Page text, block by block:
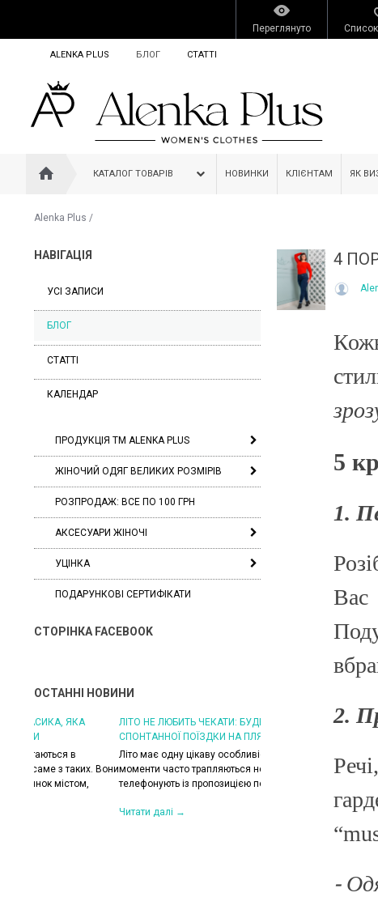
Переглянуто
ALENKA PLUS БЛОГ СТАТТІ
КАТАЛОГ ТОВАРІВ НОВИНКИ КЛІЄНТАМ ЯК
Alenka Plus /
НАВІГАЦІЯ
УСІ ЗАПИСИ
БЛОГ
СТАТТІ
КАЛЕНДАР
ПРОДУКЦІЯ ТМ ALENKA PLUS
ЖІНОЧИЙ ОДЯГ ВЕЛИКИХ РОЗМІРІВ
РОЗПРОДАЖ: ВСЕ ПО 100 ГРН
АКСЕСУАРИ ЖІНОЧІ
УЦІНКА
ПОДАРУНКОВІ СЕРТИФІКАТИ
СТОРІНКА FACEBOOK
ОСТАННІ НОВИНИ
ЛІТО НЕ ЛЮБИТЬ ЧЕКАТИ: БУДЬТЕ ГОТОВІ ДО
СПОНТАННОЇ ПОЇЗДКИ НА ПЛЯЖ
Літо має одну цікаву особливість — найкращі
моменти часто трапляються несподівано. Друзі
телефонують із пропозицією поїхати на озеро,...
ЛІТО, ЯКЕ ПОСТІЙНО
Цього літа погода ніби
сонце і +30°C, після
4
5
1.
Вас
2.
⁃